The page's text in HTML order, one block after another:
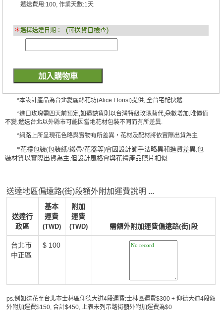
遞送費用:100, 作業天數:1天
＊選擇送達日期： (可送貨日檢查)
*本設計產品為台北愛麗絲花坊(Alice Florist)提供,,全台宅配快遞.
*進口玫瑰需四天前預定,如遇缺貨則以台灣特級玫瑰替代,朵數增加.唯價值
不變.遞送台北以外縣市可能因當地花材包裝不同而有所差異.
*網路上所呈現花色略與實物有所差異，花材及配材將依實際出貨為主
*花禮包裝(包裝紙/緞帶/花器等)會因設計師手法略異和進貨差異,包
裝材質以實際出貨為主,但設計風格會與花禮產品照片相似
送達地區偏遠路(街)段額外附加運費說明 ...
送達行
政區
基本
運費
(TWD)
附加
運費
(TWD) 需額外附加運費偏遠路(街)段
台北市
中正區
$ 100
ps.例如送花至台北市士林區仰德大道4段運費:士林區運費$300 + 仰德大道4段額
外附加運費$150, 合計$450, 上表未列示路街額外附加運費為$0